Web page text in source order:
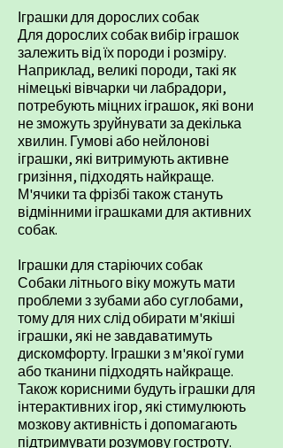
Іграшки для дорослих собак
Для дорослих собак вибір іграшок
залежить від їх породи і розміру.
Наприклад, великі породи, такі як
німецькі вівчарки чи лабрадори,
потребують міцних іграшок, які вони
не зможуть зруйнувати за декілька
хвилин. Гумові або нейлонові
іграшки, які витримують активне
гризіння, підходять найкраще.
М'ячики та фрізбі також стануть
відмінними іграшками для активних
собак.
Іграшки для старіючих собак
Собаки літнього віку можуть мати
проблеми з зубами або суглобами,
тому для них слід обирати м'якіші
іграшки, які не завдаватимуть
дискомфорту. Іграшки з м'якої гуми
або тканини підходять найкраще.
Також корисними будуть іграшки для
інтерактивних ігор, які стимулюють
мозкову активність і допомагають
підтримувати розумову гостроту.